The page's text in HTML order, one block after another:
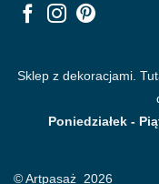
Sklep z dekoracjami.
Poniedziałek -
© Artpasaż 2026